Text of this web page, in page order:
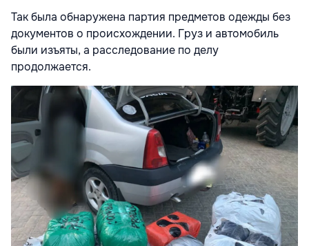
Так была обнаружена партия предметов одежды без
документов о происхождении. Груз и автомобиль
были изъяты, а расследование по делу
продолжается.